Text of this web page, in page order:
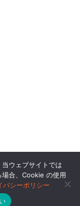
ウェブサイトでは
合、Cookie の使用
バシーポリシー